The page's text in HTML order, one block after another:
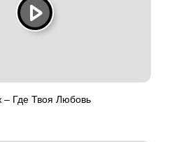
Где Твоя Любовь